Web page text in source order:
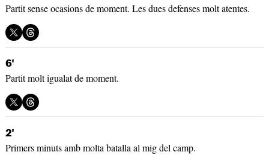
Partit sense ocasions de moment. Les dues defenses molt atentes.
6'
Partit molt igualat de moment.
2'
Primers minuts amb molta batalla al mig del camp.